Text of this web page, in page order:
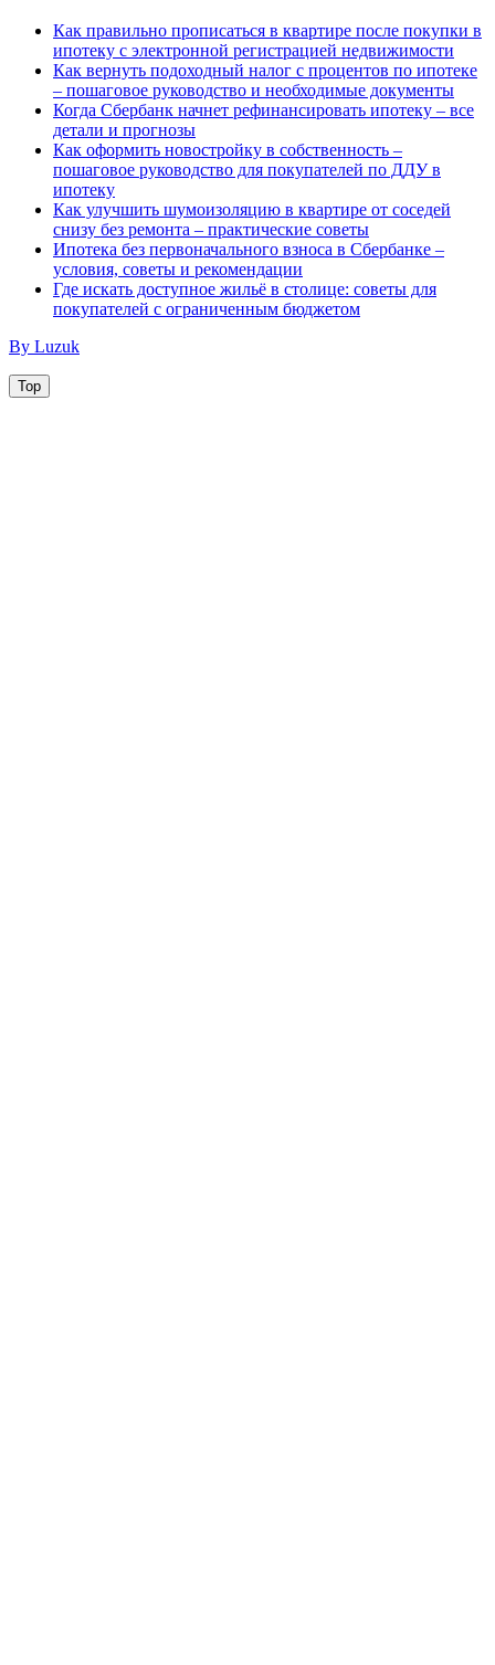
Как правильно прописаться в квартире после покупки в
ипотеку с электронной регистрацией недвижимости
Как вернуть подоходный налог с процентов по ипотеке
– пошаговое руководство и необходимые документы
Когда Сбербанк начнет рефинансировать ипотеку – все
детали и прогнозы
Как оформить новостройку в собственность –
пошаговое руководство для покупателей по ДДУ в
ипотеку
Как улучшить шумоизоляцию в квартире от соседей
снизу без ремонта – практические советы
Ипотека без первоначального взноса в Сбербанке –
условия, советы и рекомендации
Где искать доступное жильё в столице: советы для
покупателей с ограниченным бюджетом
By Luzuk
Top